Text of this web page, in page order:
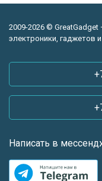
2009-2026 © GreatGadget
электроники, гаджетов
Написать в